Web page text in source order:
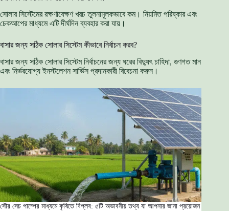
সোলার সিস্টেমের রক্ষণাবেক্ষণ খরচ তুলনামূলকভাবে কম। নিয়মিত পরিষ্কার এবং
চেকআপের মাধ্যমে এটি দীর্ঘদিন ব্যবহার করা যায়।
বাসার জন্য সঠিক সোলার সিস্টেম কীভাবে নির্বাচন করব?
বাসার জন্য সঠিক সোলার সিস্টেম নির্বাচনের জন্য ঘরের বিদ্যুৎ চাহিদা, গুণগত মান
এবং নির্ভরযোগ্য ইনস্টলেশন সার্ভিস প্রদানকারী বিবেচনা করুন।
সৌর সেচ পাম্পের মাধ্যমে কৃষিতে বিপ্লব: ৫টি অভাবনীয় তথ্য যা আপনার জানা প্রয়োজন